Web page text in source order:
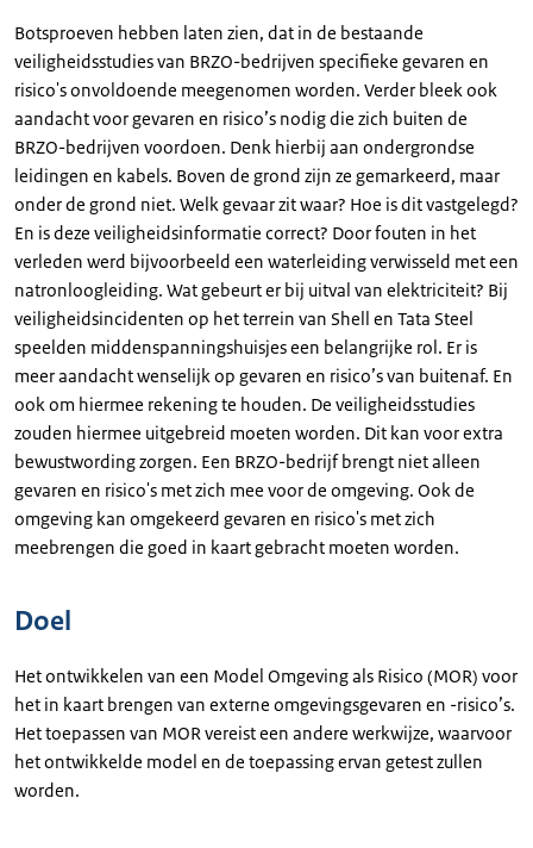
Botsproeven hebben laten zien, dat in de bestaande
veiligheidsstudies van BRZO-bedrijven specifieke gevaren en
risico's onvoldoende meegenomen worden. Verder bleek ook
aandacht voor gevaren en risico’s nodig die zich buiten de
BRZO-bedrijven voordoen. Denk hierbij aan ondergrondse
leidingen en kabels. Boven de grond zijn ze gemarkeerd, maar
onder de grond niet. Welk gevaar zit waar? Hoe is dit vastgelegd?
En is deze veiligheidsinformatie correct? Door fouten in het
verleden werd bijvoorbeeld een waterleiding verwisseld met een
natronloogleiding. Wat gebeurt er bij uitval van elektriciteit? Bij
veiligheidsincidenten op het terrein van Shell en Tata Steel
speelden middenspanningshuisjes een belangrijke rol. Er is
meer aandacht wenselijk op gevaren en risico’s van buitenaf. En
ook om hiermee rekening te houden. De veiligheidsstudies
zouden hiermee uitgebreid moeten worden. Dit kan voor extra
bewustwording zorgen. Een BRZO-bedrijf brengt niet alleen
gevaren en risico's met zich mee voor de omgeving. Ook de
omgeving kan omgekeerd gevaren en risico's met zich
meebrengen die goed in kaart gebracht moeten worden.
Doel
Het ontwikkelen van een Model Omgeving als Risico (MOR) voor
het in kaart brengen van externe omgevingsgevaren en -risico’s.
Het toepassen van MOR vereist een andere werkwijze, waarvoor
het ontwikkelde model en de toepassing ervan getest zullen
worden.